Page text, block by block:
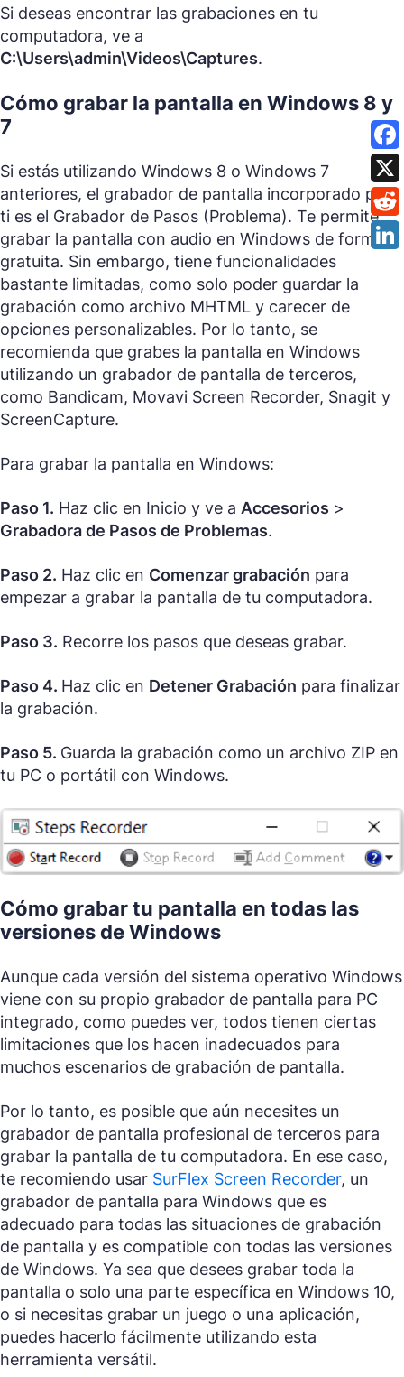
Si deseas encontrar las grabaciones en tu
computadora, ve a
C:\Users\admin\Videos\Captures.
Cómo grabar la pantalla en Windows 8 y
7
Si estás utilizando Windows 8 o Windows 7
anteriores, el grabador de pantalla incorporado para
ti es el Grabador de Pasos (Problema). Te permite
grabar la pantalla con audio en Windows de forma
gratuita. Sin embargo, tiene funcionalidades
bastante limitadas, como solo poder guardar la
grabación como archivo MHTML y carecer de
opciones personalizables. Por lo tanto, se
recomienda que grabes la pantalla en Windows
utilizando un grabador de pantalla de terceros,
como Bandicam, Movavi Screen Recorder, Snagit y
ScreenCapture.
Para grabar la pantalla en Windows:
Paso 1. Haz clic en Inicio y ve a Accesorios >
Grabadora de Pasos de Problemas.
Paso 2. Haz clic en Comenzar grabación para
empezar a grabar la pantalla de tu computadora.
Paso 3. Recorre los pasos que deseas grabar.
Paso 4. Haz clic en Detener Grabación para finalizar
la grabación.
Paso 5. Guarda la grabación como un archivo ZIP en
tu PC o portátil con Windows.
Cómo grabar tu pantalla en todas las
versiones de Windows
Aunque cada versión del sistema operativo Windows
viene con su propio grabador de pantalla para PC
integrado, como puedes ver, todos tienen ciertas
limitaciones que los hacen inadecuados para
muchos escenarios de grabación de pantalla.
Por lo tanto, es posible que aún necesites un
grabador de pantalla profesional de terceros para
grabar la pantalla de tu computadora. En ese caso,
te recomiendo usar SurFlex Screen Recorder, un
grabador de pantalla para Windows que es
adecuado para todas las situaciones de grabación
de pantalla y es compatible con todas las versiones
de Windows. Ya sea que desees grabar toda la
pantalla o solo una parte específica en Windows 10,
o si necesitas grabar un juego o una aplicación,
puedes hacerlo fácilmente utilizando esta
herramienta versátil.